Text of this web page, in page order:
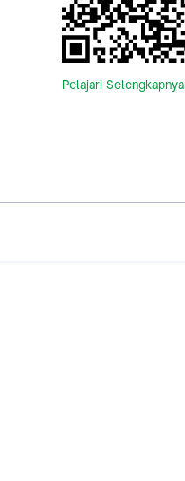
Pelajari Selengkapnya